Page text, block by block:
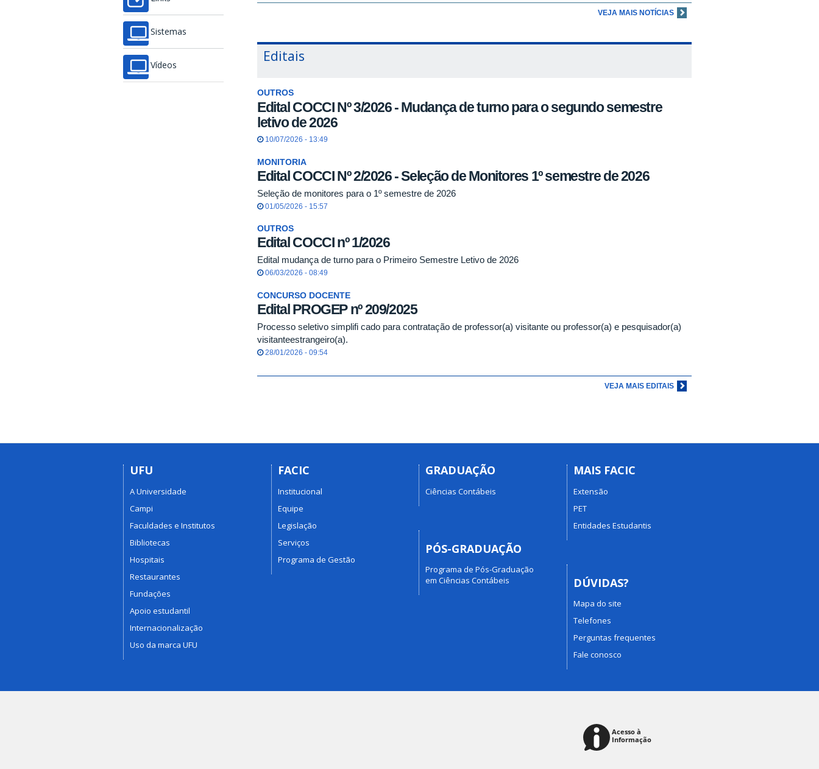
Sistemas
Vídeos
VEJA MAIS NOTÍCIAS
Editais
OUTROS
Edital COCCI Nº 3/2026 - Mudança de turno para o segundo semestre
letivo de 2026
10/07/2026 - 13:49
MONITORIA
Edital COCCI Nº 2/2026 - Seleção de Monitores 1º semestre de 2026
Seleção de monitores para o 1º semestre de 2026
01/05/2026 - 15:57
OUTROS
Edital COCCI nº 1/2026
Edital mudança de turno para o Primeiro Semestre Letivo de 2026
06/03/2026 - 08:49
CONCURSO DOCENTE
Edital PROGEP nº 209/2025
Processo seletivo simplifi cado para contratação de professor(a) visitante ou professor(a) e pesquisador(a)
visitanteestrangeiro(a).
28/01/2026 - 09:54
VEJA MAIS EDITAIS
UFU
A Universidade
Campi
Faculdades e Institutos
Bibliotecas
Hospitais
Restaurantes
Fundações
Apoio estudantil
Internacionalização
Uso da marca UFU
FACIC
Institucional
Equipe
Legislação
Serviços
Programa de Gestão
GRADUAÇÃO
Ciências Contábeis
PÓS-GRADUAÇÃO
Programa de Pós-Graduação
em Ciências Contábeis
MAIS FACIC
Extensão
PET
Entidades Estudantis
DÚVIDAS?
Mapa do site
Telefones
Perguntas frequentes
Fale conosco